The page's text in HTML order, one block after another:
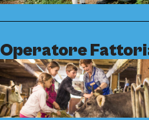
Operatore